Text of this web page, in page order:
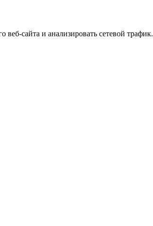
сайта и анализировать сетевой трафик.